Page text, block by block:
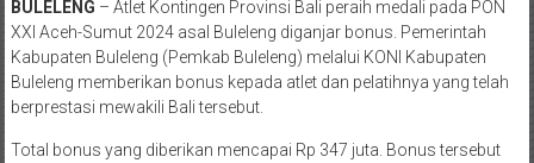
BULELENG – Atlet Kontingen Provinsi Bali peraih medali pada PON
XXI Aceh-Sumut 2024 asal Buleleng diganjar bonus. Pemerintah
Kabupaten Buleleng (Pemkab Buleleng) melalui KONI Kabupaten
Buleleng memberikan bonus kepada atlet dan pelatihnya yang telah
berprestasi mewakili Bali tersebut.
Total bonus yang diberikan mencapai Rp 347 juta. Bonus tersebut